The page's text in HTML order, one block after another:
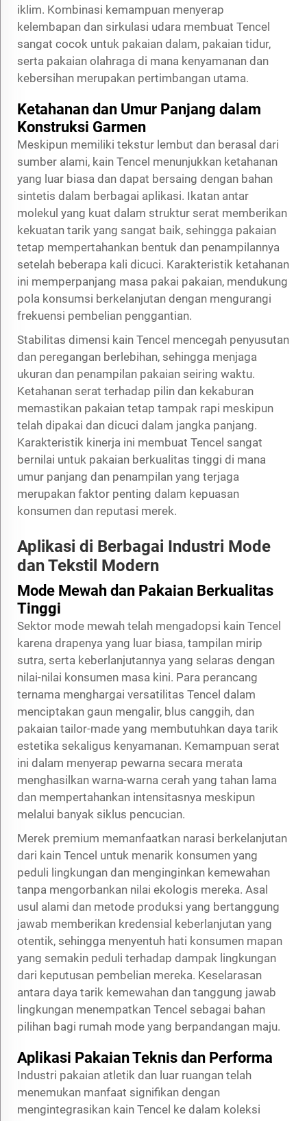
iklim. Kombinasi kemampuan menyerap
kelembapan dan sirkulasi udara membuat Tencel
sangat cocok untuk pakaian dalam, pakaian tidur,
serta pakaian olahraga di mana kenyamanan dan
kebersihan merupakan pertimbangan utama.
Ketahanan dan Umur Panjang dalam
Konstruksi Garmen
Meskipun memiliki tekstur lembut dan berasal dari
sumber alami, kain Tencel menunjukkan ketahanan
yang luar biasa dan dapat bersaing dengan bahan
sintetis dalam berbagai aplikasi. Ikatan antar
molekul yang kuat dalam struktur serat memberikan
kekuatan tarik yang sangat baik, sehingga pakaian
tetap mempertahankan bentuk dan penampilannya
setelah beberapa kali dicuci. Karakteristik ketahanan
ini memperpanjang masa pakai pakaian, mendukung
pola konsumsi berkelanjutan dengan mengurangi
frekuensi pembelian penggantian.
Stabilitas dimensi kain Tencel mencegah penyusutan
dan peregangan berlebihan, sehingga menjaga
ukuran dan penampilan pakaian seiring waktu.
Ketahanan serat terhadap pilin dan kekaburan
memastikan pakaian tetap tampak rapi meskipun
telah dipakai dan dicuci dalam jangka panjang.
Karakteristik kinerja ini membuat Tencel sangat
bernilai untuk pakaian berkualitas tinggi di mana
umur panjang dan penampilan yang terjaga
merupakan faktor penting dalam kepuasan
konsumen dan reputasi merek.
Aplikasi di Berbagai Industri Mode
dan Tekstil Modern
Mode Mewah dan Pakaian Berkualitas
Tinggi
Sektor mode mewah telah mengadopsi kain Tencel
karena drapenya yang luar biasa, tampilan mirip
sutra, serta keberlanjutannya yang selaras dengan
nilai-nilai konsumen masa kini. Para perancang
ternama menghargai versatilitas Tencel dalam
menciptakan gaun mengalir, blus canggih, dan
pakaian tailor-made yang membutuhkan daya tarik
estetika sekaligus kenyamanan. Kemampuan serat
ini dalam menyerap pewarna secara merata
menghasilkan warna-warna cerah yang tahan lama
dan mempertahankan intensitasnya meskipun
melalui banyak siklus pencucian.
Merek premium memanfaatkan narasi berkelanjutan
dari kain Tencel untuk menarik konsumen yang
peduli lingkungan dan menginginkan kemewahan
tanpa mengorbankan nilai ekologis mereka. Asal
usul alami dan metode produksi yang bertanggung
jawab memberikan kredensial keberlanjutan yang
otentik, sehingga menyentuh hati konsumen mapan
yang semakin peduli terhadap dampak lingkungan
dari keputusan pembelian mereka. Keselarasan
antara daya tarik kemewahan dan tanggung jawab
lingkungan menempatkan Tencel sebagai bahan
pilihan bagi rumah mode yang berpandangan maju.
Aplikasi Pakaian Teknis dan Performa
Industri pakaian atletik dan luar ruangan telah
menemukan manfaat signifikan dengan
mengintegrasikan kain Tencel ke dalam koleksi